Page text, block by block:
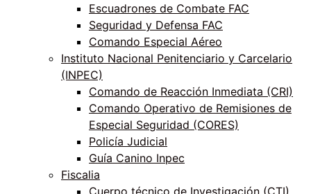
Escuadrones de Combate FAC
Seguridad y Defensa FAC
Comando Especial Aéreo
Instituto Nacional Penitenciario y Carcelario
(INPEC)
Comando de Reacción Inmediata (CRI)
Comando Operativo de Remisiones de
Especial Seguridad (CORES)
Policía Judicial
Guía Canino Inpec
Fiscalia
Cuerpo técnico de Investigación (CTI)